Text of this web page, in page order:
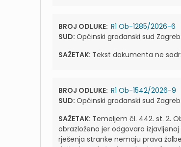
BROJ ODLUKE: R1 Ob-1285/2026-6
SUD: Općinski građanski sud Zagreb
SAŽETAK: Tekst dokumenta ne
BROJ ODLUKE: R1 Ob-1542/2026-9
SUD: Općinski građanski sud Zagreb
SAŽETAK: Temeljem čl. 442. st. 2.
obrazloženo jer odgovara izjavljenoj
rješenja stranke nemaju prava